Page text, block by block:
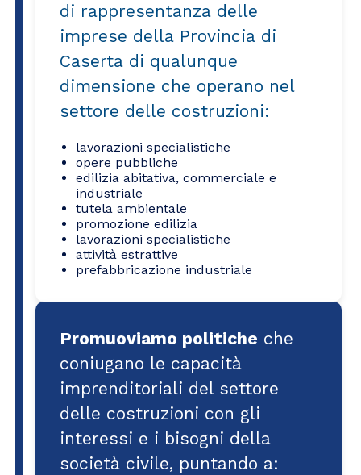
di rappresentanza delle
imprese della Provincia di
Caserta di qualunque
dimensione che operano nel
settore delle costruzioni:
lavorazioni specialistiche
opere pubbliche
edilizia abitativa, commerciale e
industriale
tutela ambientale
promozione edilizia
lavorazioni specialistiche
attività estrattive
prefabbricazione industriale
Promuoviamo politiche che
coniugano le capacità
imprenditoriali del settore
delle costruzioni con gli
interessi e i bisogni della
società civile, puntando a: